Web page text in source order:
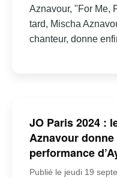
Aznavour, "For Me,
tard, Mischa
chanteur, donne
JO Paris 2024 :
Aznavour
performance
Publié le jeudi 19